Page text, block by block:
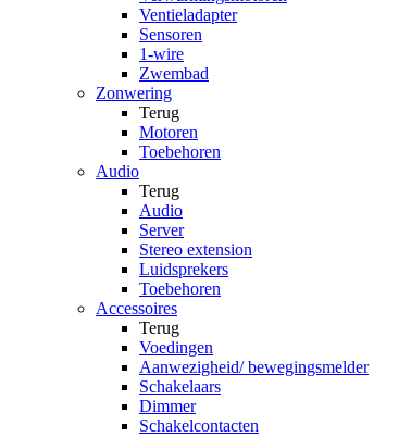
Ventieladapter
Sensoren
1-wire
Zwembad
Zonwering
Terug
Motoren
Toebehoren
Audio
Terug
Audio
Server
Stereo extension
Luidsprekers
Toebehoren
Accessoires
Terug
Voedingen
Aanwezigheid/ bewegingsmelder
Schakelaars
Dimmer
Schakelcontacten